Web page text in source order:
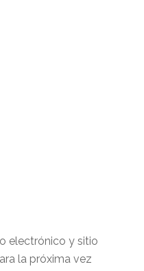
electrónico y sitio
la próxima vez